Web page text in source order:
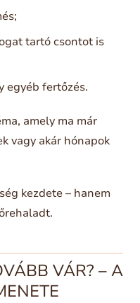
tartó csontot is
egyéb fertőzés.
amely ma már
vagy akár hónapok
kezdete – hanem
VÁR? – A